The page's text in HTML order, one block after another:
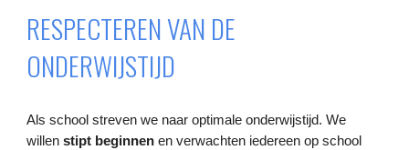
RESPECTEREN VAN DE
ONDERWIJSTIJD
Als school streven we naar optimale onderwijstijd. We
willenstipt beginnen en verwachten iedereen op school